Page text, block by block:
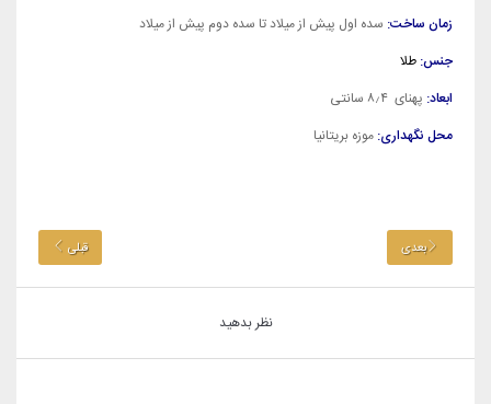
زمان ساخت: سده اول پیش از میلاد تا سده دوم پیش از میلاد
جنس: طلا
ابعاد: پهنای ۸٫۴ سانتی
محل نگهداری: موزه بریتانیا
بعدی قبلی
نظر بدهید